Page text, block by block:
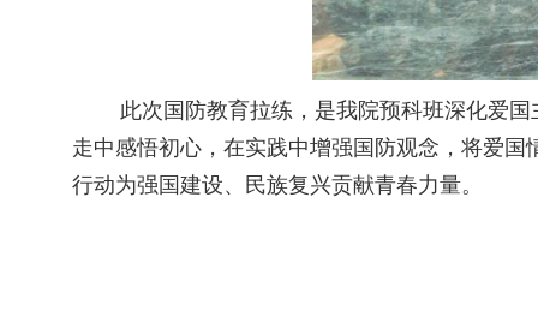
此次国防教育拉练，是我院预科班深化爱国
走中感悟初心，在实践中增强国防观念，将爱
行动为强国建设、民族复兴贡献青春力量。